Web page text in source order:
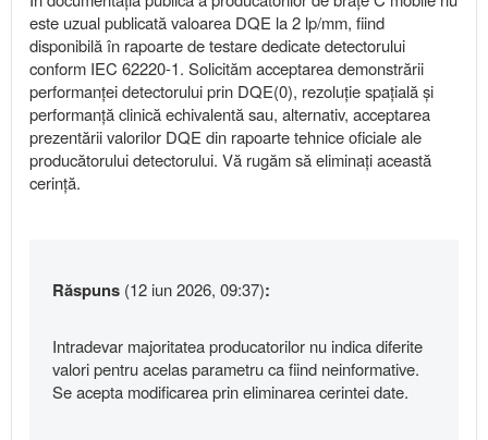
este uzual publicată valoarea DQE la 2 lp/mm, fiind
disponibilă în rapoarte de testare dedicate detectorului
conform IEC 62220-1. Solicităm acceptarea demonstrării
performanței detectorului prin DQE(0), rezoluție spațială și
performanță clinică echivalentă sau, alternativ, acceptarea
prezentării valorilor DQE din rapoarte tehnice oficiale ale
producătorului detectorului. Vă rugăm să eliminați această
cerință.
Răspuns (12 iun 2026, 09:37):
Intradevar majoritatea producatorilor nu indica diferite
valori pentru acelas parametru ca fiind neinformative.
Se acepta modificarea prin eliminarea cerintei date.